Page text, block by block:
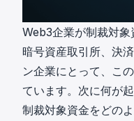
Web3企業が制裁対
暗号資産取引所、決
ン企業にとって、こ
ています。次に何が
制裁対象資金をどの